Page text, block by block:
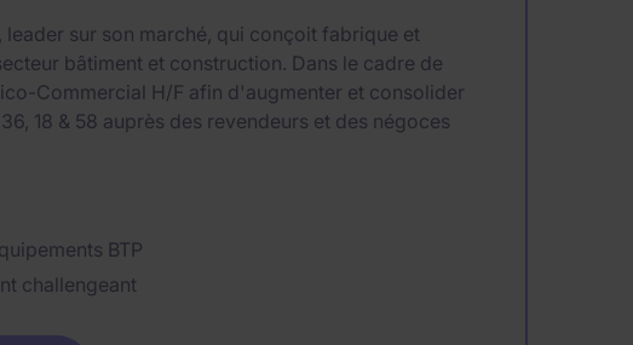
sur son marché, qui conçoit fabrique et
bâtiment et construction. Dans le cadre de
Commercial H/F afin d'augmenter et consolider
18 & 58 auprès des revendeurs et des négoces
BTP
challengeant